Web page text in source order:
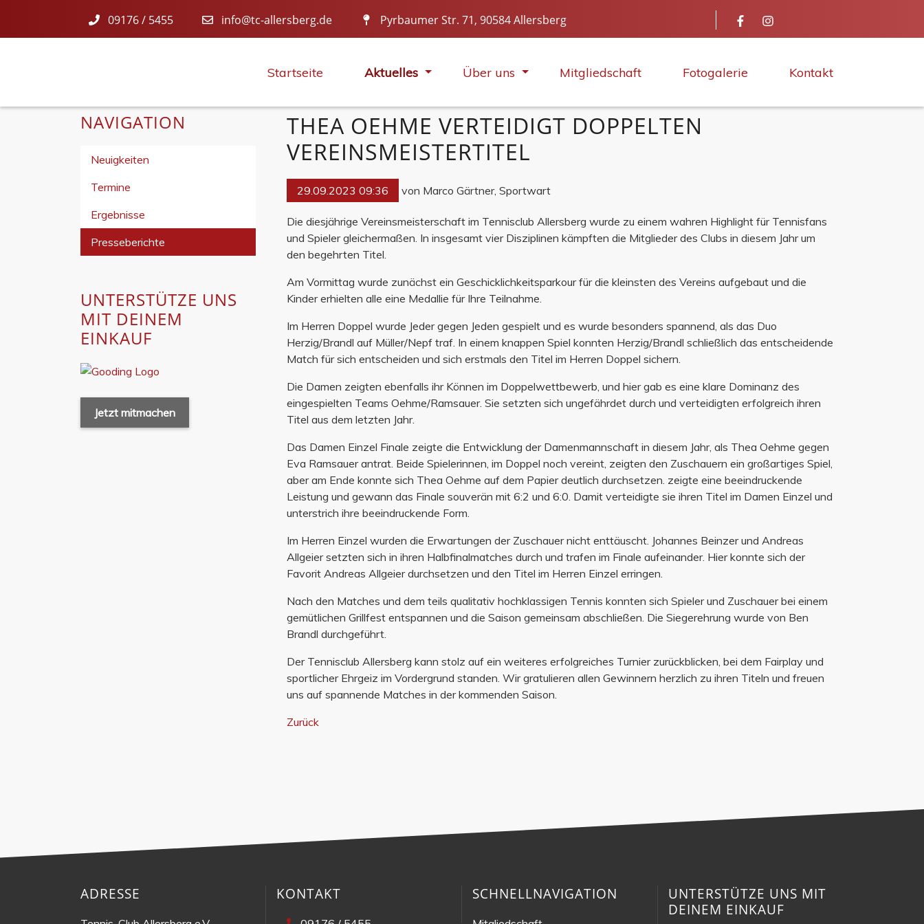
09176 / 5455 info@tc-allersberg.de Pyrbaumer Str. 71, 90584 Allersberg
Startseite Aktuelles Über uns Mitgliedschaft Fotogalerie Kontakt
IN ALLER MUNDE
THEA OEHME VERTEIDIGT DOPPELTEN
VEREINSMEISTERTITEL
29.09.2023 09:36 von Marco Gärtner, Sportwart
Die diesjährige Vereinsmeisterschaft im Tennisclub Allersberg wurde zu einem wahren Highlight für Tennisfans
und Spieler gleichermaßen. In insgesamt vier Disziplinen kämpften die Mitglieder des Clubs in diesem Jahr um
den begehrten Titel.
Am Vormittag wurde zunächst ein Geschicklichkeitsparkour für die kleinsten des Vereins aufgebaut und die
Kinder erhielten alle eine Medallie für Ihre Teilnahme.
Im Herren Doppel wurde Jeder gegen Jeden gespielt und es wurde besonders spannend, als das Duo
Herzig/Brandl auf Müller/Nepf traf. In einem knappen Spiel konnten Herzig/Brandl schließlich das entscheidende
Match für sich entscheiden und sich erstmals den Titel im Herren Doppel sichern.
Die Damen zeigten ebenfalls ihr Können im Doppelwettbewerb, und hier gab es eine klare Dominanz des
eingespielten Teams Oehme/Ramsauer. Sie setzten sich ungefährdet durch und verteidigten erfolgreich ihren
Titel aus dem letzten Jahr.
Das Damen Einzel Finale zeigte die Entwicklung der Damenmannschaft in diesem Jahr, als Thea Oehme gegen
Eva Ramsauer antrat. Beide Spielerinnen, im Doppel noch vereint, zeigten den Zuschauern ein großartiges Spiel,
aber am Ende konnte sich Thea Oehme auf dem Papier deutlich durchsetzen. zeigte eine beeindruckende
Leistung und gewann das Finale souverän mit 6:2 und 6:0. Damit verteidigte sie ihren Titel im Damen Einzel und
unterstrich ihre beeindruckende Form.
Im Herren Einzel wurden die Erwartungen der Zuschauer nicht enttäuscht. Johannes Beinzer und Andreas
Allgeier setzten sich in ihren Halbfinalmatches durch und trafen im Finale aufeinander. Hier konnte sich der
Favorit Andreas Allgeier durchsetzen und den Titel im Herren Einzel erringen.
Nach den Matches und dem teils qualitativ hochklassigen Tennis konnten sich Spieler und Zuschauer bei einem
gemütlichen Grillfest entspannen und die Saison gemeinsam abschließen. Die Siegerehrung wurde von Ben
Brandl durchgeführt.
Der Tennisclub Allersberg kann stolz auf ein weiteres erfolgreiches Turnier zurückblicken, bei dem Fairplay und
sportlicher Ehrgeiz im Vordergrund standen. Wir gratulieren allen Gewinnern herzlich zu ihren Titeln und freuen
uns auf spannende Matches in der kommenden Saison.
Zurück
NAVIGATION
Neuigkeiten
Termine
Ergebnisse
Presseberichte
UNTERSTÜTZE UNS
MIT DEINEM
EINKAUF
Jetzt mitmachen
ADRESSE KONTAKT SCHNELLNAVIGATION
UNTERSTÜTZE UNS MIT
DEINEM EINKAUF